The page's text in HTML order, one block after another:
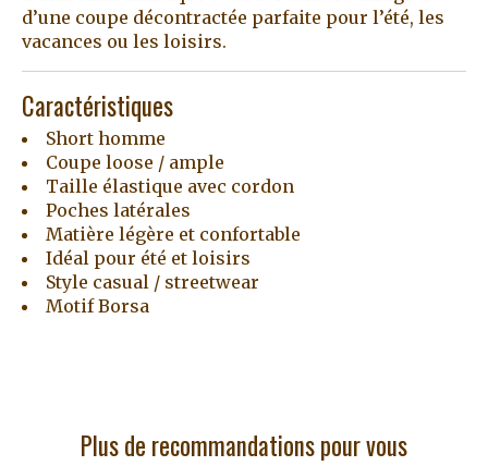
d’une coupe décontractée parfaite pour l’été, les
vacances ou les loisirs.
Caractéristiques
Short homme
Coupe loose / ample
Taille élastique avec cordon
Poches latérales
Matière légère et confortable
Idéal pour été et loisirs
Style casual / streetwear
Motif Borsa
Plus de recommandations pour vous